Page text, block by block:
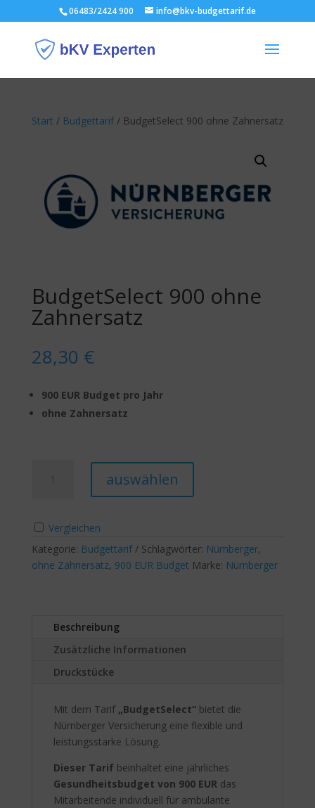
06483/2424 900 info@bkv-budgettarif.de
Start / Budgettarif/ BudgetSelect 900 ohne Zahnersatz
BudgetSelect 900 ohne
Zahnersatz
28,30 €
900 EUR Budget pro Jahr
ohne Zahnersatz
Menge
auswählen
t
n
a
Vergleichen
Kategorie: Budgettarif Schlagwörter: Nürnberger,
ohne Zahnersatz, 900 EUR Budget Marke: Nürnberger
Beschreibung
Zusätzliche Informationen
Druckstücke
Mit dem Tarif „BudgetSelect“bietet die
Nürnberger Versicherung eine flexible und
leistungsstarke Lösung.
Dieser Tarif beinhaltet eine jährliches
Gesundheitsbudget von 900 EURdas
Mitarbeitende individuell für ambulante